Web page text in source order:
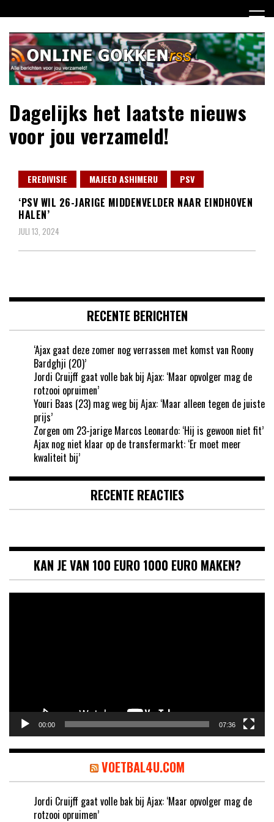
naar
inhoud
Dagelijks het laatste nieuws
voor jou verzameld!
EREDIVISIE MAJEED ASHIMERU PSV
‘PSV WIL 26-JARIGE MIDDENVELDER NAAR EINDHOVEN
HALEN’
JULI 13, 2024
RECENTE BERICHTEN
‘Ajax gaat deze zomer nog verrassen met komst van Roony
Bardghji (20)’
Jordi Cruijff gaat volle bak bij Ajax: ‘Maar opvolger mag de
rotzooi opruimen’
Youri Baas (23) mag weg bij Ajax: ‘Maar alleen tegen de juiste
prijs’
Zorgen om 23-jarige Marcos Leonardo: ‘Hij is gewoon niet fit’
Ajax nog niet klaar op de transfermarkt: ‘Er moet meer
kwaliteit bij’
RECENTE REACTIES
KAN JE VAN 100 EURO 1000 EURO MAKEN?
00:00 07:36
VOETBAL4U.COM
Jordi Cruijff gaat volle bak bij Ajax: ‘Maar opvolger mag de
rotzooi opruimen’